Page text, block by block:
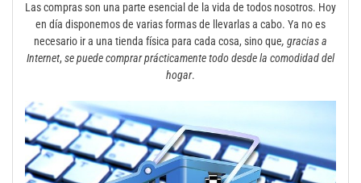
Las compras son una parte esencial de la vida de todos nosotros. Hoy
en día disponemos de varias formas de llevarlas a cabo. Ya no es
necesario ir a una tienda física para cada cosa, sino que, gracias a
Internet, se puede comprar prácticamente todo desde la comodidad del
hogar.